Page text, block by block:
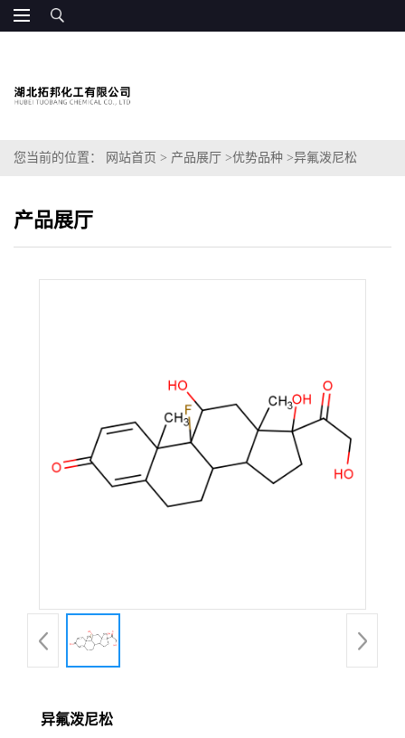
您当前的位置： 网站首页 > 产品展厅 >优势品种 >异氟泼尼松
产品展厅
异氟泼尼松